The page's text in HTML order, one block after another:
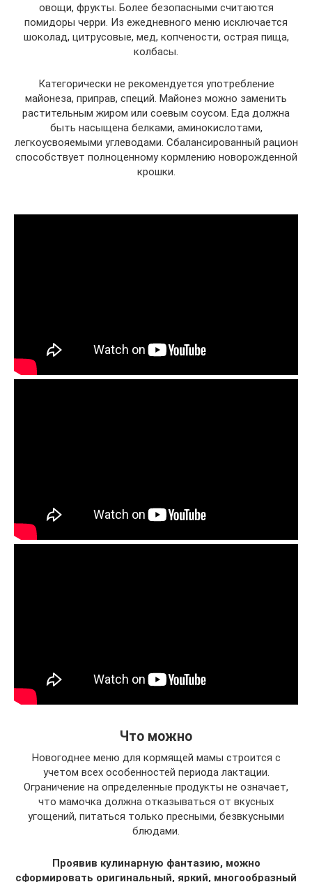
овощи, фрукты. Более безопасными считаются
помидоры черри. Из ежедневного меню исключается
шоколад, цитрусовые, мед, копчености, острая пища,
колбасы.
Категорически не рекомендуется употребление
майонеза, приправ, специй. Майонез можно заменить
растительным жиром или соевым соусом. Еда должна
быть насыщена белками, аминокислотами,
легкоусвояемыми углеводами. Сбалансированный рацион
способствует полноценному кормлению новорожденной
крошки.
Что можно
Новогоднее меню для кормящей мамы строится с
учетом всех особенностей периода лактации.
Ограничение на определенные продукты не означает,
что мамочка должна отказываться от вкусных
угощений, питаться только пресными, безвкусными
блюдами.
Проявив кулинарную фантазию, можно
сформировать оригинальный, яркий, многообразный